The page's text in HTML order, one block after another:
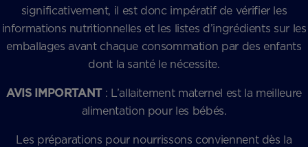
significativement, il est donc impératif de vérifier les
informations nutritionnelles et les listes d’ingrédients sur les
emballages avant chaque consommation par des enfants
dont la santé le nécessite.
AVIS IMPORTANT : L’allaitement maternel est la meilleure
alimentation pour les bébés.
Les préparations pour nourrissons conviennent dès la